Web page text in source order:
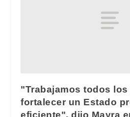
"Trabajamos todos los
fortalecer un Estado